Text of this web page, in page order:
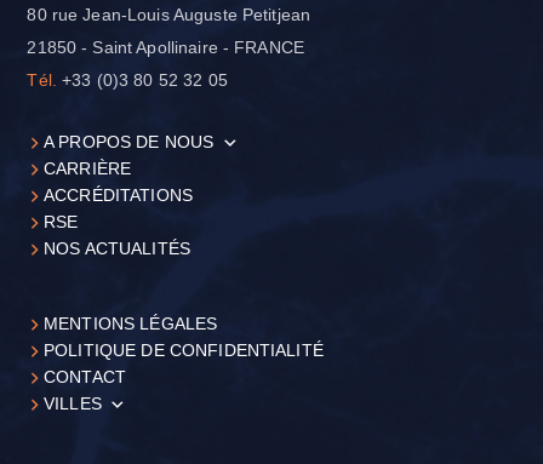
80 rue Jean-Louis Auguste Petitjean
21850 - Saint Apollinaire - FRANCE
Tél. +33 (0)3 80 52 32 05
A PROPOS DE NOUS
CARRIÈRE
ACCRÉDITATIONS
RSE
NOS ACTUALITÉS
MENTIONS LÉGALES
POLITIQUE DE CONFIDENTIALITÉ
CONTACT
VILLES